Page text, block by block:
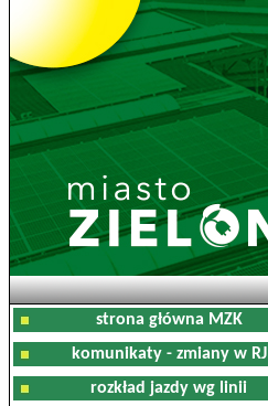
strona główna MZK
komunikaty - zmiany w RJ
rozkład jazdy wg linii